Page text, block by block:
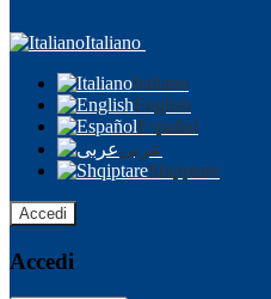
Italiano
Italiano
English
Español
عربى
Shqiptare
Accedi
Accedi